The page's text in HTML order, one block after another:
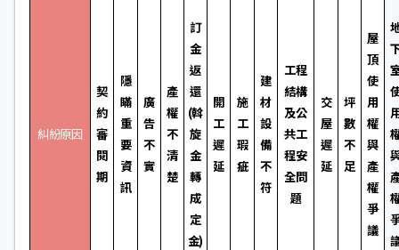
糾紛原因
契
約
審
閱
期
隱
瞞
重
要
資
訊
廣
告
不
實
產
權
不
清
楚
訂
金
返
還
(斡
旋
金
轉
成
定
金)
開
工
遲
延
施
工
瑕
疵
建
材
設
備
不
符
工程
結構
及公
共工
程安
全問
題
交
屋
遲
延
坪
數
不
足
屋
頂
使
用
權
與
產
權
爭
議